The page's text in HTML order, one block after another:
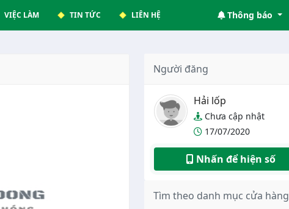
VIỆC LÀM TIN TỨC LIÊN HỆ Thông báo
Người đăng
Hải lốp
Chưa cập nhật
17/07/2020
Nhấn để hiện số
Tìm theo danh mục cửa hàng